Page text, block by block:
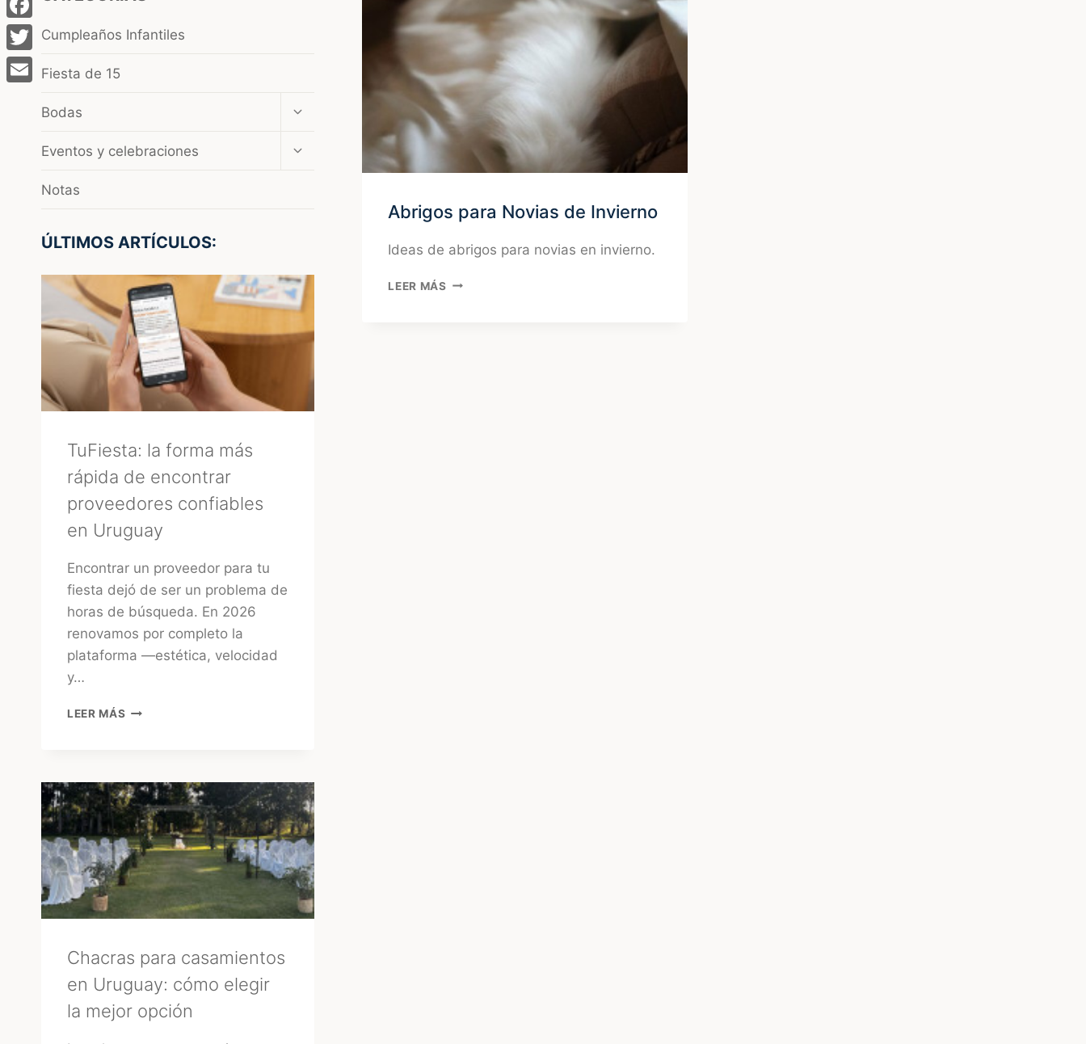
Abrigos para Novias de Invierno
Ideas de abrigos para novias en invierno.
LEER MÁS ABRIGOS
Cumpleaños Infantiles
Fiesta de 15
Bodas
Ampliar
hijo
Eventos y celebraciones
Ampliar
Notas
ÚLTIMOS ARTÍCULOS:
TuFiesta: la forma más
rápida de encontrar
proveedores confiables
en Uruguay
Encontrar un proveedor para tu
fiesta dejó de ser un problema de
horas de búsqueda. En 2026
renovamos por completo la
plataforma —estética, velocidad
y…
LEER MÁS TUFIESTA:
DE
ENCONTRAR
PROVEEDORES
CONFIABLES
EN
URUGUAY
Chacras para casamientos
en Uruguay: cómo elegir
la mejor opción
Facebook
Twitter